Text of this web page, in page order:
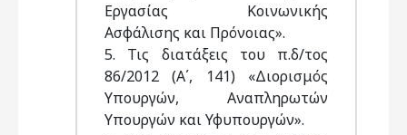
Εργασίας Κοινωνικής
Ασφάλισης και Πρόνοιας».
5. Τις διατάξεις του π.δ/τος
86/2012 (Α΄, 141) «Διορισμός
Υπουργών, Αναπληρωτών
Υπουργών και Υφυπουργών».